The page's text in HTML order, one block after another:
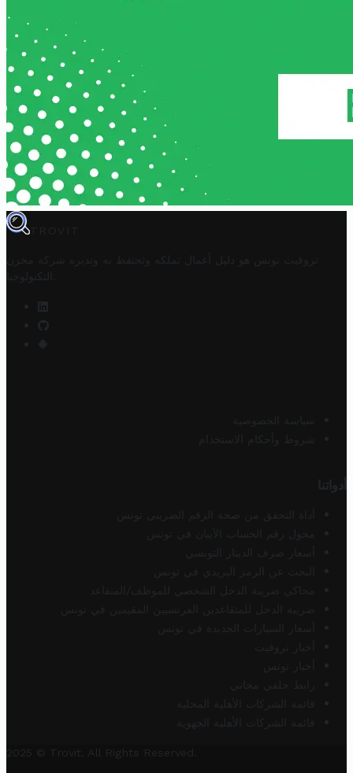
TROVIT
تروفيت تونس هو دليل أعمال تملكه وتحتفظ به وتديره
شركة مخزن
التكنولوجيا
سياسة الخصوصية
شروط وأحكام الاستخدام
أدواتنا
أداة التحقق من صحة الرقم الضريبي تونس
محول رقم الحساب الآيبان في تونس
أسعار صرف الدينار التونسي
البحث عن الرمز البريدي في تونس
محاكي ضريبة الدخل الشخصي للموظف/المتقاعد
ضريبة الدخل للمتقاعدين الفرنسيين المقيمين في تونس
أسعار السيارات الجديدة في تونس
أخبار تروفيت
أخبار تونس
رابط خلفي مجاني
قائمة الشركات الأهلية المحلية
قائمة الشركات الأهلية الجهوية
2025 © Trovit. All Rights Reserved.